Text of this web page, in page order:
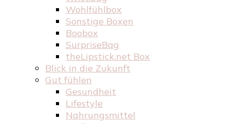
Wohlfühlbox
Sonstige Boxen
Boobox
SurpriseBag
theLipstick.net Box
Blick in die Zukunft
Gut fühlen
Gesundheit
Lifestyle
Nahrungsmittel